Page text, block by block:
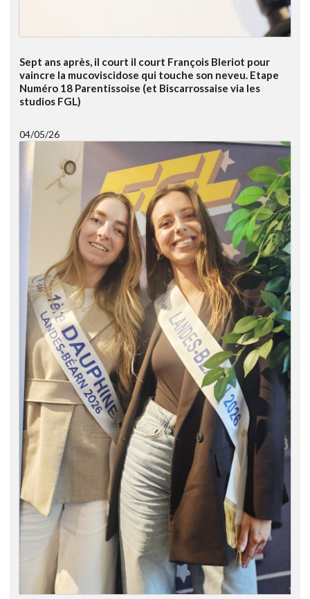
Sept ans après, il court il court François Bleriot pour
vaincre la mucoviscidose qui touche son neveu. Etape
Numéro 18 Parentissoise (et Biscarrossaise via les
studios FGL)
04/05/26